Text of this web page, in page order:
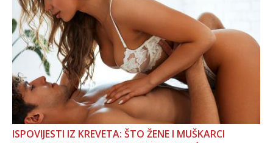
ISPOVIJESTI IZ KREVETA: ŠTO ŽENE I MUŠKARCI